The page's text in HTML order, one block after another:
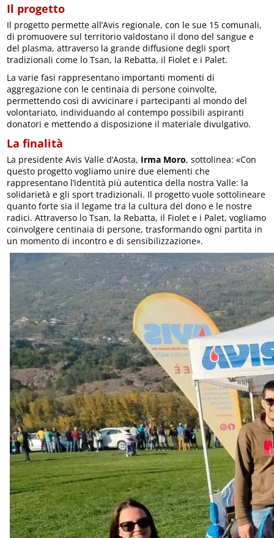
Il progetto
Il progetto permette all’Avis regionale, con le sue 15 comunali,
di promuovere sul territorio valdostano il dono del sangue e
del plasma, attraverso la grande diffusione degli sport
tradizionali come lo Tsan, la Rebatta, il Fiolet e i Palet.
La varie fasi rappresentano importanti momenti di
aggregazione con le centinaia di persone coinvolte,
permettendo così di avvicinare i partecipanti al mondo del
volontariato, individuando al contempo possibili aspiranti
donatori e mettendo a disposizione il materiale divulgativo.
La finalità
La presidente Avis Valle d’Aosta, Irma Moro, sottolinea: «Con
questo progetto vogliamo unire due elementi che
rappresentano l’identità più autentica della nostra Valle: la
solidarietà e gli sport tradizionali. Il progetto vuole sottolineare
quanto forte sia il legame tra la cultura del dono e le nostre
radici. Attraverso lo Tsan, la Rebatta, il Fiolet e i Palet, vogliamo
coinvolgere centinaia di persone, trasformando ogni partita in
un momento di incontro e di sensibilizzazione».